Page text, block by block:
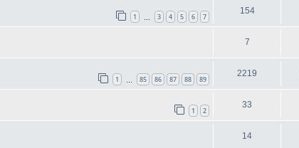
1 3 4 5 6 7
154
7
1 85 86 87 88 89
2219
1 2
33
14